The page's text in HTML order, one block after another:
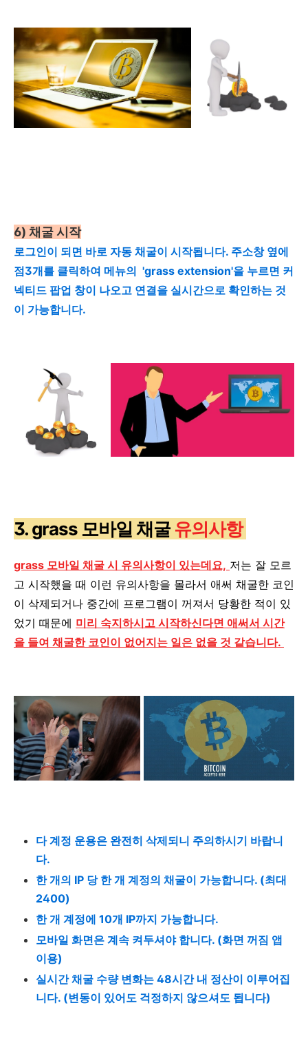
6) 채굴 시작
로그인이 되면 바로 자동 채굴이 시작됩니다. 주소창 옆에
점3개를 클릭하여 메뉴의 'grass extension'을 누르면 커
넥티드 팝업 창이 나오고 연결을 실시간으로 확인하는 것
이 가능합니다.
3. grass 모바일 채굴유의사항
grass 모바일 채굴 시 유의사항이 있는데요, 저는 잘 모르
고 시작했을 때 이런 유의사항을 몰라서 애써 채굴한 코인
이 삭제되거나 중간에 프로그램이 꺼져서 당황한 적이 있
었기 때문에 미리 숙지하시고 시작하신다면 애써서 시간
을 들여 채굴한 코인이 없어지는 일은 없을 것 같습니다.
다 계정 운용은 완전히 삭제되니 주의하시기 바랍니
다.
한 개의 IP 당 한 개 계정의 채굴이 가능합니다. (최대
2400)
한 개 계정에 10개 IP까지 가능합니다.
모바일 화면은 계속 켜두셔야 합니다. (화면 꺼짐 앱
이용)
실시간 채굴 수량 변화는 48시간 내 정산이 이루어집
니다. (변동이 있어도 걱정하지 않으셔도 됩니다)